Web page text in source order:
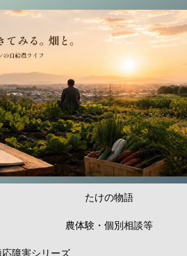
たけの物語
農体験・個別相談等
応障害シリーズ